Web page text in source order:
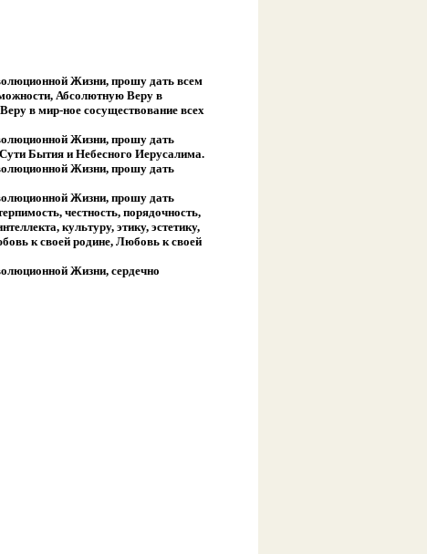
Жизни, прошу дать всем
Абсолютную Веру в
в мир-ное сосуществование всех
Жизни, прошу дать
Бытия и Небесного Иерусалима.
Жизни, прошу дать
Жизни, прошу дать
честность, порядочность,
культуру, этику, эстетику,
к своей родине, Любовь к своей
Жизни, сердечно